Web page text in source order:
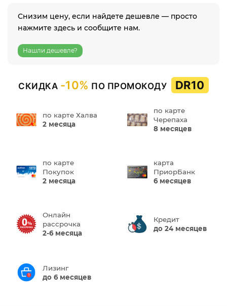
Снизим цену, если найдете дешевле — просто
нажмите здесь и сообщите нам.
Нашли дешевле?
СКИДКА -10% ПО ПРОМОКОДУ DR10
по карте Халва
2 месяца
по карте
Черепаха
8 месяцев
по карте
Покупок
2 месяца
карта
ПриорБанк
6 месяцев
Онлайн
рассрочка
2-6 месяца
Кредит
до 24 месяцев
Лизинг
до 6 месяцев